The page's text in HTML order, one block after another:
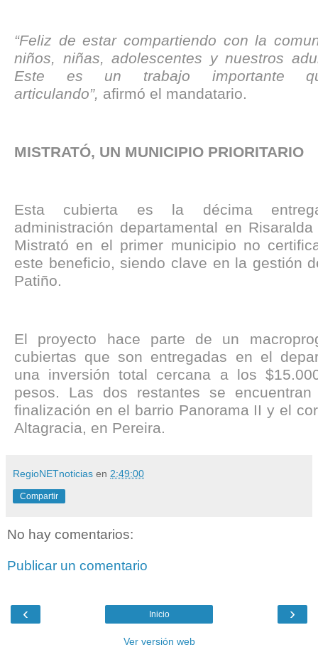
“Feliz de estar compartiendo con la
niños, niñas, adolescentes y nuestros
Este es un trabajo importante
articulando”, afirmó el mandatario.
MISTRATÓ, UN MUNICIPIO PRIORITARIO
Esta cubierta es la décima
administración departamental en
Mistrató en el primer municipio no
este beneficio, siendo clave en la gestión
Patiño.
El proyecto hace parte de un
cubiertas que son entregadas en el
una inversión total cercana a los
pesos. Las dos restantes se
finalización en el barrio Panorama II y el
Altagracia, en Pereira.
RegioNETnoticias en 2:49:00
Compartir
No hay comentarios:
Publicar un comentario
‹ ›
Inicio
Ver versión web